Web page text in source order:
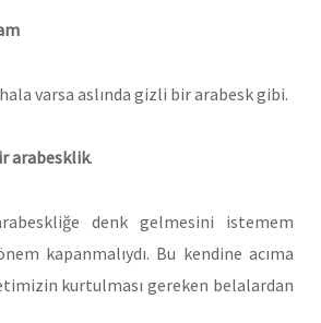
varsa aslında gizli bir arabesk gibi.
arabesklik.
denk gelmesini istemem
kapanmalıydı. Bu kendine acıma
kurtulması gereken belalardan